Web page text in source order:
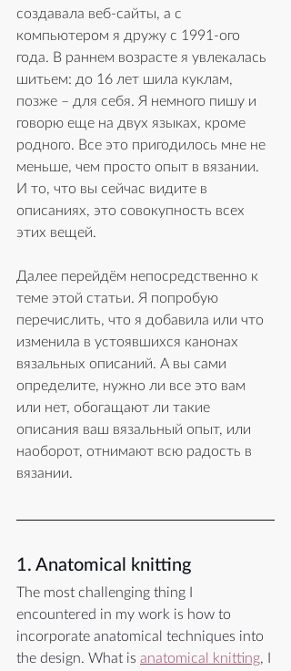
создавала веб-сайты, а с
компьютером я дружу с 1991-ого
года. В раннем возрасте я увлекалась
шитьем: до 16 лет шила куклам,
позже – для себя. Я немного пишу и
говорю еще на двух языках, кроме
родного. Все это пригодилось мне не
меньше, чем просто опыт в вязании.
И то, что вы сейчас видите в
описаниях, это совокупность всех
этих вещей.
Далее перейдём непосредственно к
теме этой статьи. Я попробую
перечислить, что я добавила или что
изменила в устоявшихся канонах
вязальных описаний. А вы сами
определите, нужно ли все это вам
или нет, обогащают ли такие
описания ваш вязальный опыт, или
наоборот, отнимают всю радость в
вязании.
1. Anatomical knitting
The most challenging thing I
encountered in my work is how to
incorporate anatomical techniques into
the design. What is anatomical knitting, I